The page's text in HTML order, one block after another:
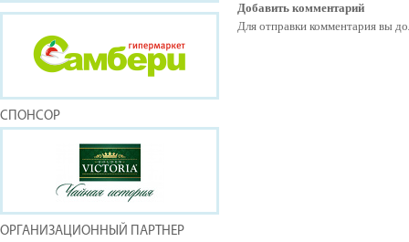
СПОНСОР
ОРГАНИЗАЦИОННЫЙ ПАРТНЕР
Добавить комментарий
Для отправки комментария вы